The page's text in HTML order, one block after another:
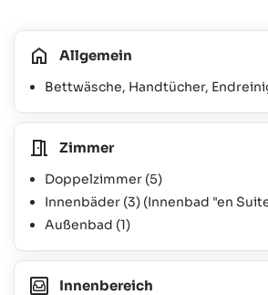
Allgemein
Bettwäsche, Handtücher,
Zimmer
Doppelzimmer (5)
Innenbäder (3) (Innenbad "en
Außenbad (1)
Innenbereich